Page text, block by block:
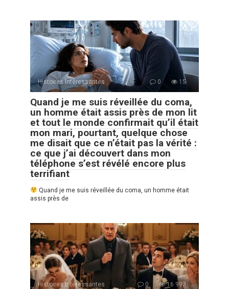
Histoires Intéressantes 0 15
Quand je me suis réveillée du coma,
un homme était assis près de mon lit
et tout le monde confirmait qu’il était
mon mari, pourtant, quelque chose
me disait que ce n’était pas la vérité :
ce que j’ai découvert dans mon
téléphone s’est révélé encore plus
terrifiant
Quand je me suis réveillée du coma, un homme était
assis près de
Histoires Intéressantes 0 16 993